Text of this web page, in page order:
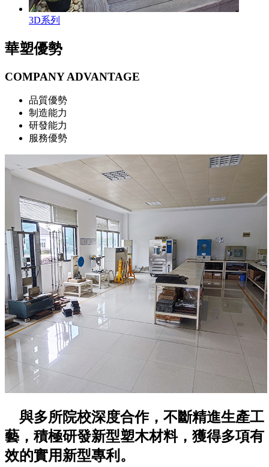
3D系列
華塑優勢
COMPANY ADVANTAGE
品質優勢
制造能力
研發能力
服務優勢
與多所院校深度合作，不斷精進生產工
藝，積極研發新型塑木材料，獲得多項有
效的實用新型專利。